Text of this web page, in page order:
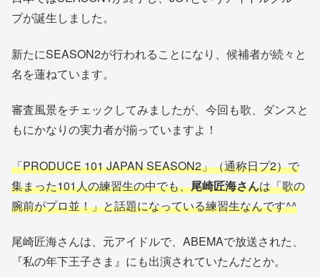
プが誕生しました。
新たにSEASON2が行われることになり、候補者が続々と
名を蓮ねています。
審査風景をチェックしてみましたが、今回も歌、ダンスと
もにかなりの実力者が揃っていますよ！
「PRODUCE 101 JAPAN SEASON2」（通称日プ2）で
集まった101人の練習生の中でも、尾崎匠海さんは「歌の
腕前がプロ並！」と話題になっている練習生なんです^^
尾崎匠海さんは、元アイドルで、ABEMAで放送された、
『私の年下王子さま』にも出演されていたんだとか。